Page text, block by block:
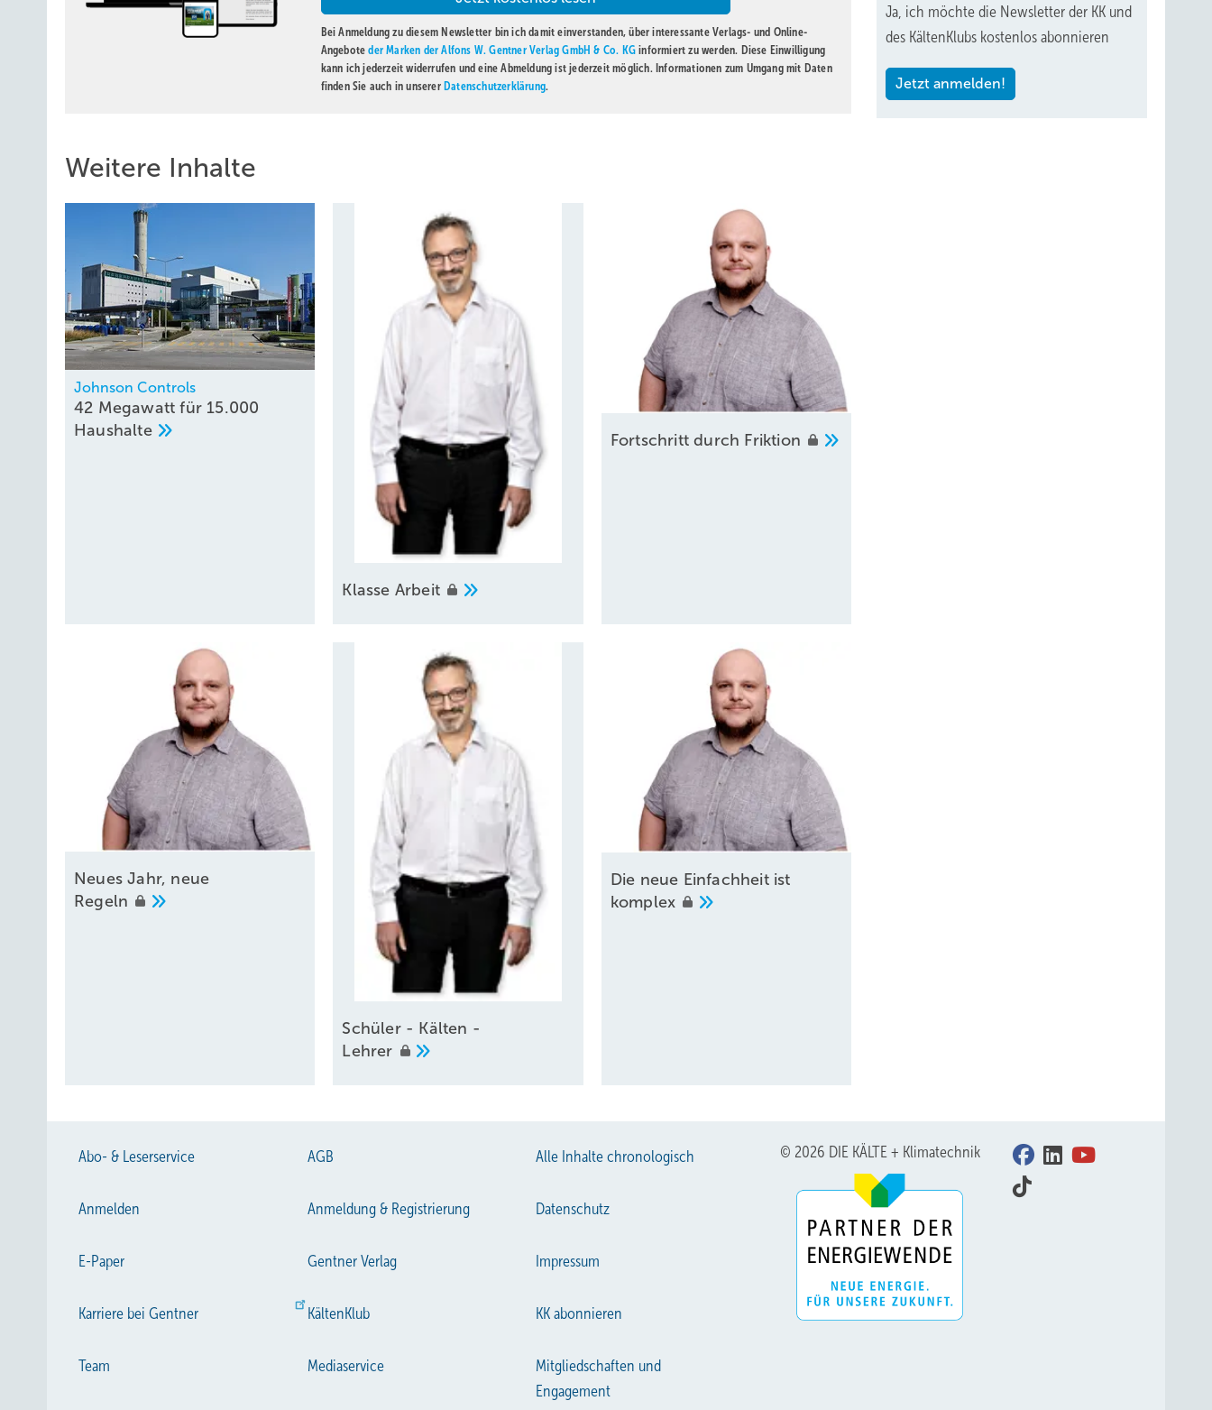
Bei Anmeldung zu diesem Newsletter bin ich damit einverstanden, über interessante Verlags- und Online-
Angeboteder Marken der Alfons W. Gentner Verlag GmbH & Co. KG informiert zu werden. Diese Einwilligung
kann ich jederzeit widerrufen und eine Abmeldung ist jederzeit möglich. Informationen zum Umgang mit Daten
finden Sie auch in unserer Datenschutzerklärung.
Weitere Inhalte
Johnson Controls
42 Megawatt für 15.000
Haushalte
Klasse Arbeit
Fortschritt durch Friktion
Neues Jahr, neue
Regeln
Schüler - Kälten -
Lehrer
Die neue Einfachheit ist
komplex
Ja, ich möchte die Newsletter der KK und
des KältenKlubs kostenlos abonnieren
Jetzt anmelden!
Abo- & Leserservice AGB Alle Inhalte chronologisch
Anmelden Anmeldung & Registrierung Datenschutz
E-Paper Gentner Verlag Impressum
Karriere bei Gentner KältenKlub KK abonnieren
Team Mediaservice
Mitgliedschaften und
Engagement
© 2026 DIE KÄLTE + Klimatechnik